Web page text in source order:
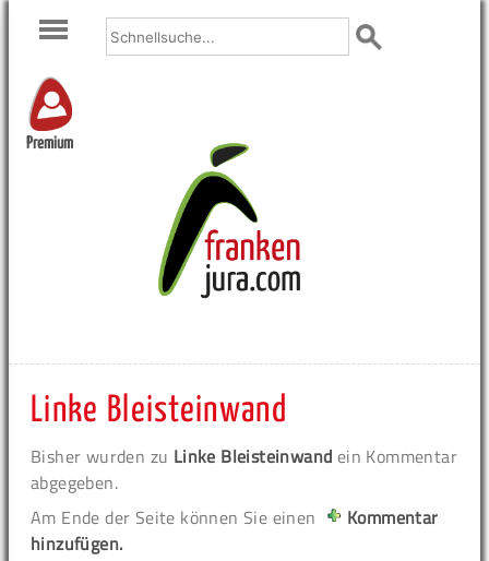
Premium
Linke Bleisteinwand
Bisher wurden zu Linke Bleisteinwand ein Kommentar
abgegeben.
Am Ende der Seite können Sie einen
Kommentar
hinzufügen.